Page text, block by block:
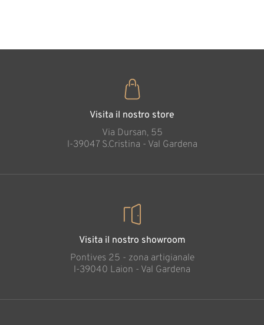
Cacciatore con
Visita il nostro store
Via Dursan, 55
l-39047 S.Cristina - Val Gardena
Visita il nostro showroom
Pontives 25 - zona artigianale
l-39040 Laion - Val Gardena